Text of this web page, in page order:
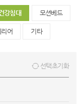
강침대 모션베드
어 기타
선택초기화